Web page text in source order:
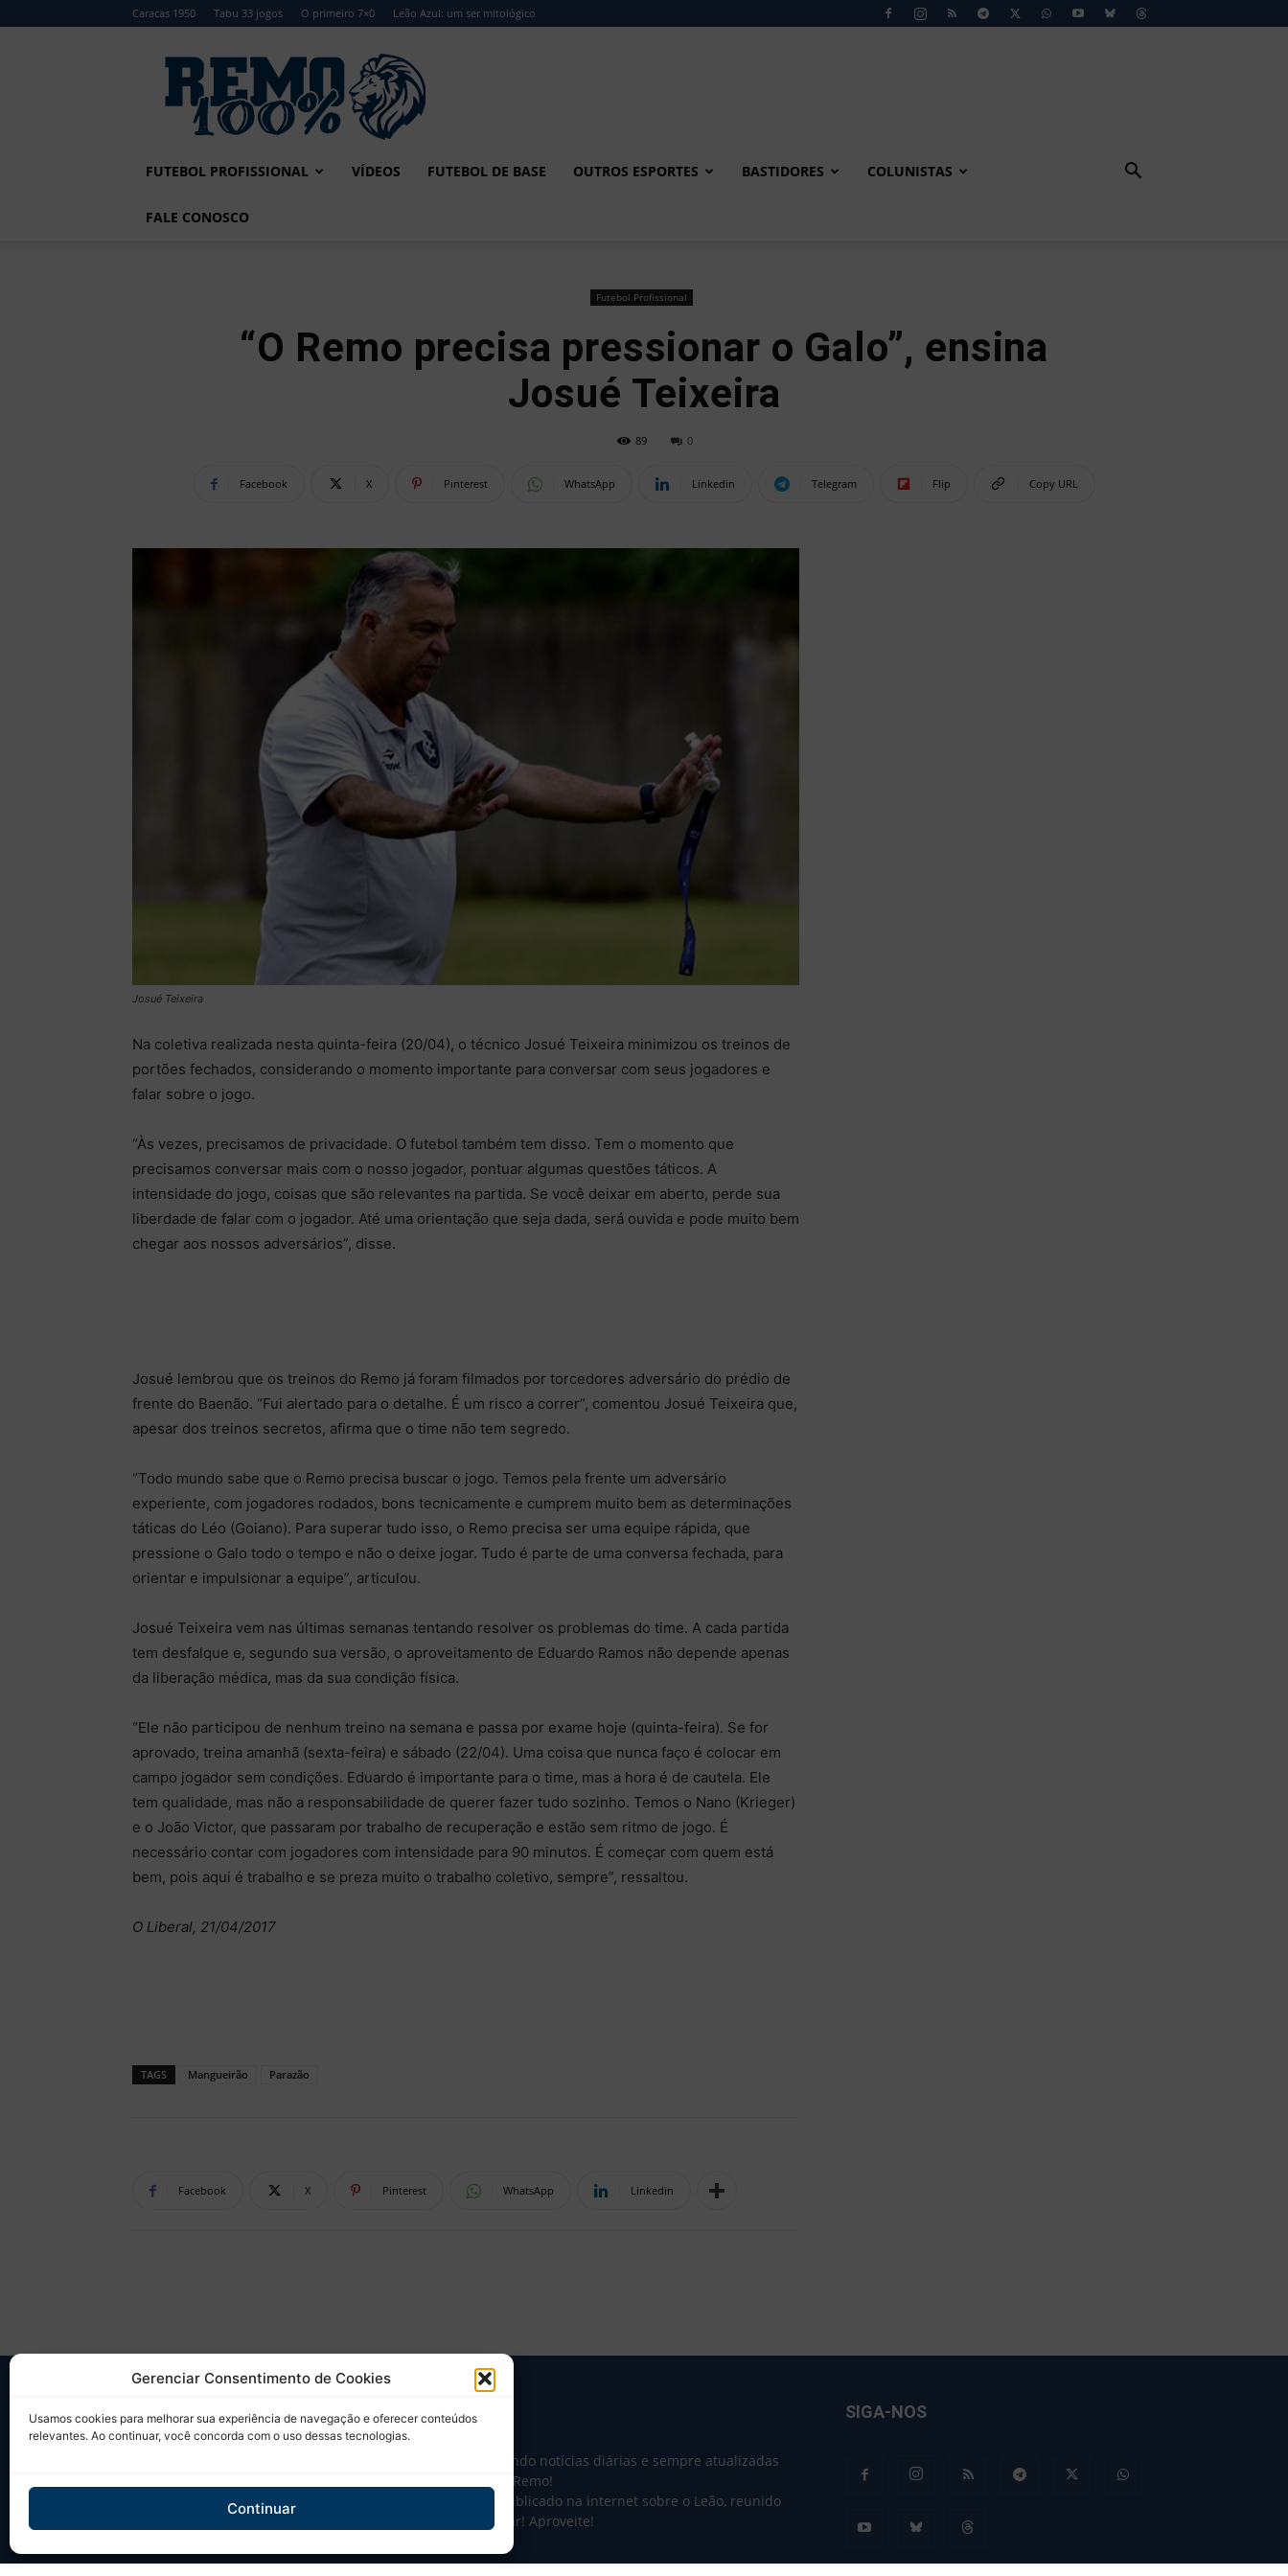
Gerenciar Consentimento de Cookies
Usamos cookies para melhorar sua experiência de navegação e oferecer conteúdos
relevantes. Ao continuar, você concorda com o uso dessas tecnologias.
Continuar
Caracas 1950 Tabu 33 jogos O primeiro 7×0 Leão Azul: um ser mitológico
Remo
FUTEBOL PROFISSIONAL VÍDEOS FUTEBOL DE BASE OUTROS ESPORTES BASTIDORES COLUNISTAS
FALE CONOSCO
Futebol Profissional
“O Remo precisa pressionar o Galo”, ensina
Josué Teixeira
89 0
Facebook X Pinterest WhatsApp Linkedin Telegram Flip Copy URL
Josué Teixeira
Na coletiva realizada nesta quinta-feira (20/04), o técnico Josué Teixeira minimizou os treinos de
portões fechados, considerando o momento importante para conversar com seus jogadores e
falar sobre o jogo.
“Às vezes, precisamos de privacidade. O futebol também tem disso. Tem o momento que
precisamos conversar mais com o nosso jogador, pontuar algumas questões táticos. A
intensidade do jogo, coisas que são relevantes na partida. Se você deixar em aberto, perde sua
liberdade de falar com o jogador. Até uma orientação que seja dada, será ouvida e pode muito bem
chegar aos nossos adversários”, disse.
Josué lembrou que os treinos do Remo já foram filmados por torcedores adversário do prédio de
frente do Baenão. “Fui alertado para o detalhe. É um risco a correr”, comentou Josué Teixeira que,
apesar dos treinos secretos, afirma que o time não tem segredo.
“Todo mundo sabe que o Remo precisa buscar o jogo. Temos pela frente um adversário
experiente, com jogadores rodados, bons tecnicamente e cumprem muito bem as determinações
táticas do Léo (Goiano). Para superar tudo isso, o Remo precisa ser uma equipe rápida, que
pressione o Galo todo o tempo e não o deixe jogar. Tudo é parte de uma conversa fechada, para
orientar e impulsionar a equipe”, articulou.
Josué Teixeira vem nas últimas semanas tentando resolver os problemas do time. A cada partida
tem desfalque e, segundo sua versão, o aproveitamento de Eduardo Ramos não depende apenas
da liberação médica, mas da sua condição física.
“Ele não participou de nenhum treino na semana e passa por exame hoje (quinta-feira). Se for
aprovado, treina amanhã (sexta-feira) e sábado (22/04). Uma coisa que nunca faço é colocar em
campo jogador sem condições. Eduardo é importante para o time, mas a hora é de cautela. Ele
tem qualidade, mas não a responsabilidade de querer fazer tudo sozinho. Temos o Nano (Krieger)
e o João Victor, que passaram por trabalho de recuperação e estão sem ritmo de jogo. É
necessário contar com jogadores com intensidade para 90 minutos. É começar com quem está
bem, pois aqui é trabalho e se preza muito o trabalho coletivo, sempre”, ressaltou.
O Liberal, 21/04/2017
TAGS Mangueirão Parazão
Facebook X Pinterest WhatsApp Linkedin
SOBRE NÓS
Desde 2004 trazendo notícias diárias e sempre atualizadas
sobre o Clube do Remo!
Tudo o que sai publicado na internet sobre o Leão, reunido
em um único lugar! Aproveite!
SIGA-NOS